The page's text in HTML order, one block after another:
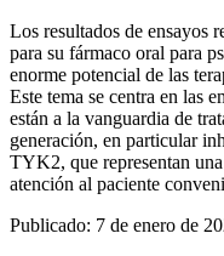
Los resultados de ensayos
para su fármaco oral para
enorme potencial de las
Este tema se centra en las
están a la vanguardia de
generación, en particular
TYK2, que representan
atención al paciente
Publicado: 7 de enero de